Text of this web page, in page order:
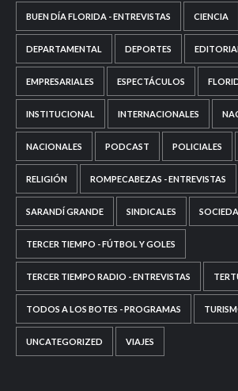
BUEN DÍA FLORIDA - ENTREVISTAS CIENCIA
DEPARTAMENTAL DEPORTES
EMPRESARIALES ESPECTÁCULOS
INSTITUCIONAL INTERNACIONALES
NACIONALES PODCAST POLICIALES
RELIGIÓN ROMPECABEZAS - ENTREVISTAS
SARANDÍ GRANDE SINDICALES
TERCER TIEMPO - FÚTBOL Y GOLES
TERCER TIEMPO RADIO - ENTREVISTAS
TODOS A LOS BOTES - PROGRAMAS
UNCATEGORIZED VIAJES